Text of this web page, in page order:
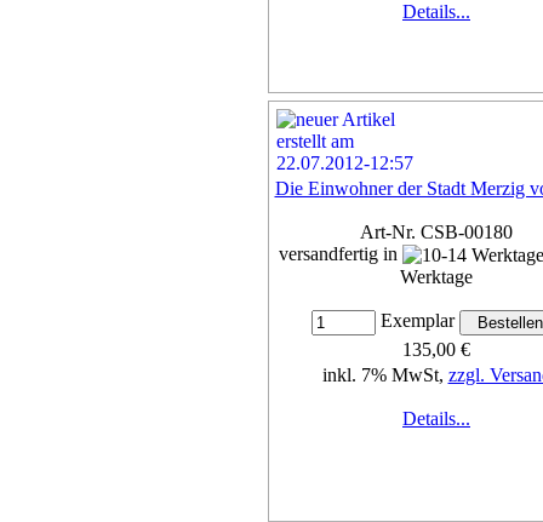
Details...
Die Einwohner der Stadt Merzig
Art-Nr. CSB-00180
versandfertig in
Werktage
Exemplar
135,00 €
inkl. 7% MwSt, zzgl.
Details...